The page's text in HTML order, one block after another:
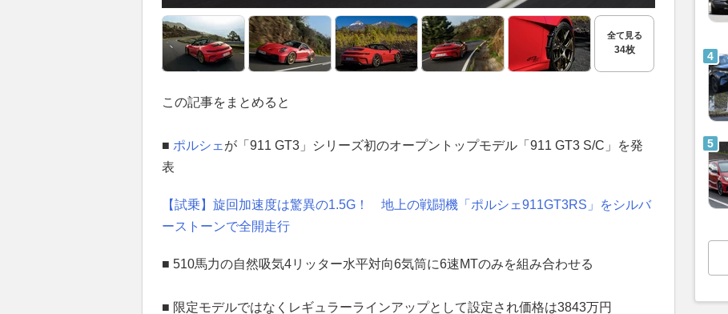
全て見る
34枚
この記事をまとめると
■ ポルシェ が「911 GT3」シリーズ初のオープントップモデル「911 GT3 S/C」を発
表
【試乗】旋回加速度は驚異の1.5G！ 地上の戦闘機「ポルシェ911GT3RS」をシルバ
ーストーンで全開走行
■ 510馬力の自然吸気4リッター水平対向6気筒に6速MTのみを組み合わせる
■ 限定モデルではなくレギュラーラインアップとして設定され価格は3843万円